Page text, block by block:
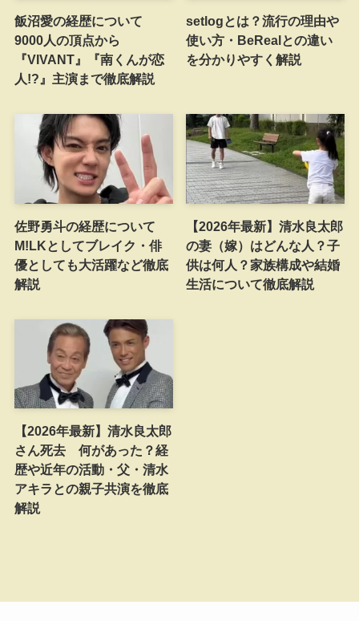
飯沼愛の経歴について
9000人の頂点から
『VIVANT』『南くんが恋
人!?』主演まで徹底解説
setlogとは？流行の理由や
使い方・BeRealとの違い
を分かりやすく解説
佐野勇斗の経歴について
M!LKとしてブレイク・俳
優としても大活躍など徹底
解説
【2026年最新】清水良太郎
の妻（嫁）はどんな人？子
供は何人？家族構成や結婚
生活について徹底解説
【2026年最新】清水良太郎
さん死去 何があった？経
歴や近年の活動・父・清水
アキラとの親子共演を徹底
解説